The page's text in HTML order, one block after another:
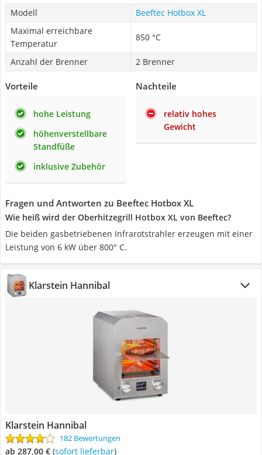
Modell
Beeftec Hotbox XL
Maximal erreichbare
Temperatur
850 °C
Anzahl der Brenner 2 Brenner
Vorteile
hohe Leistung
höhenverstellbare
Standfüße
inklusive Zubehör
Nachteile
relativ hohes
Gewicht
Fragen und Antworten zu Beeftec Hotbox XL
Wie heiß wird der Oberhitzegrill Hotbox XL von Beeftec?
Die beiden gasbetriebenen Infrarotstrahler erzeugen mit einer
Leistung von 6 kW über 800° C.
Klarstein Hannibal
Klarstein Hannibal
182 Bewertungen
ab 287,00 € ( Sofort lieferbar)